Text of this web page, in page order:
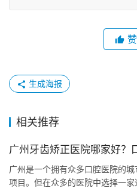
赞
生成海报
相关推荐
广州牙齿矫正医院哪家好？
广州是一个拥有众多口腔医院的
项目。但在众多的医院中选择一